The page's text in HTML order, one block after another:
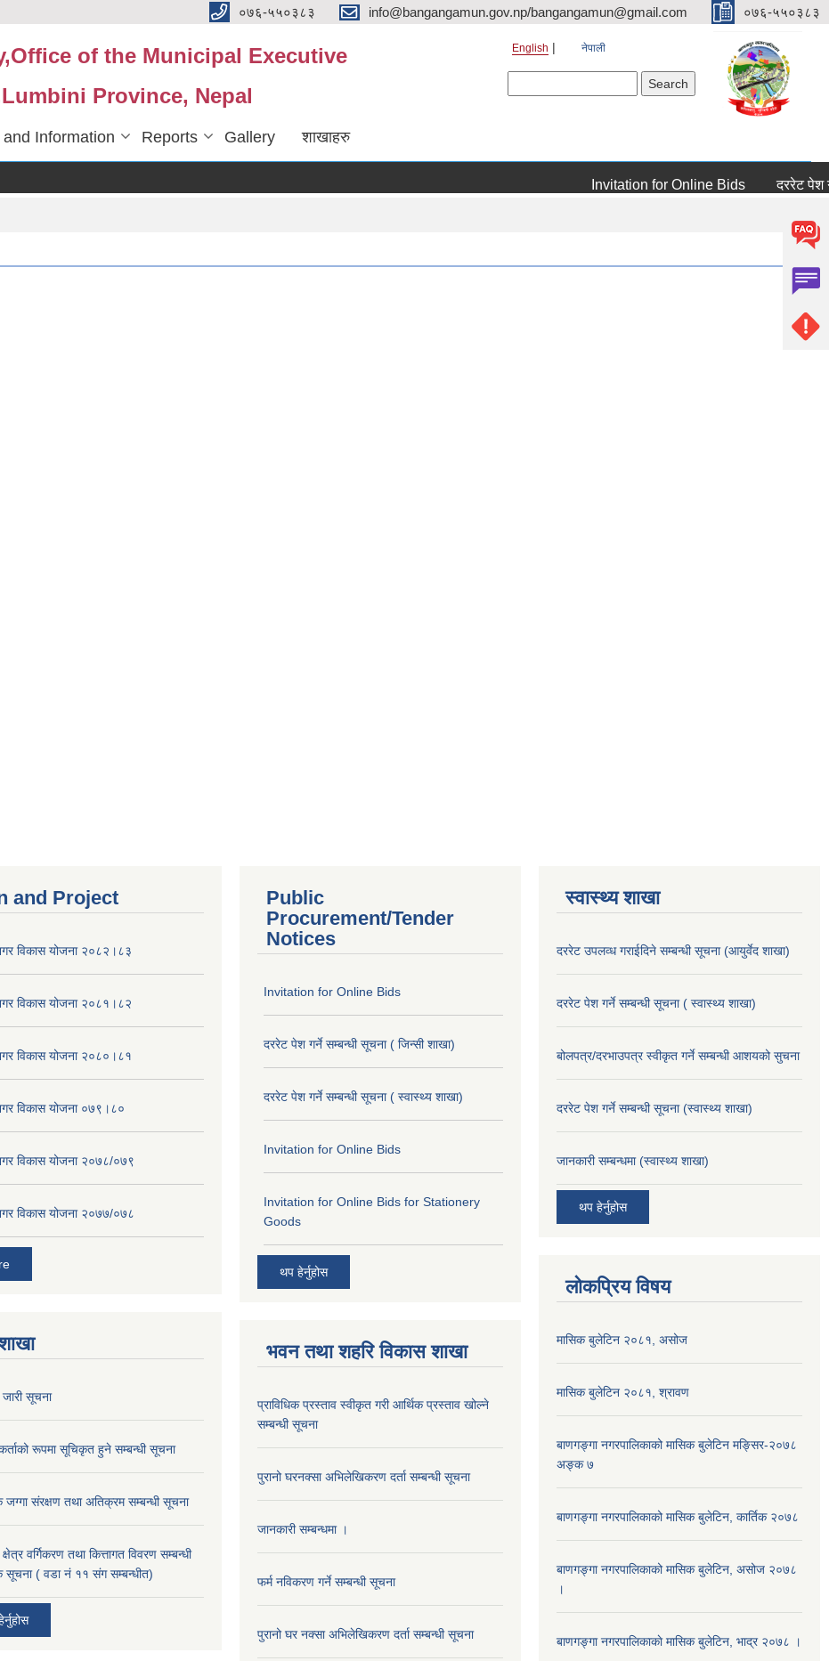
०७६-५५०३८३ info@bangangamun.gov.np/bangangamun@gmail.com ०७६-५५०३८३
of the Municipal Executive
Province, Nepal
English नेपाली
Information Reports Gallery शाखाहरु
Invitation for Online Bids दररेट पेश गर्ने
and Project
नगर विकास योजना २०८२।८३
नगर विकास योजना २०८१।८२
नगर विकास योजना २०८०।८१
विकास योजना ०७९।८०
नगर विकास योजना २०७८/०७९
नगर विकास योजना २०७७/०७८
सूचना
रूपमा सूचिकृत हुने सम्बन्धी सूचना
जग्गा संरक्षण तथा अतिक्रम सम्बन्धी सूचना
वर्गिकरण तथा कित्तागत विवरण सम्बन्धी
सूचना ( वडा नं ११ संग सम्बन्धीत)
Public
Procurement/Tender
Notices
Invitation for Online Bids
दररेट पेश गर्ने सम्बन्धी सूचना ( जिन्सी शाखा)
दररेट पेश गर्ने सम्बन्धी सूचना ( स्वास्थ्य शाखा)
Invitation for Online Bids
Invitation for Online Bids for Stationery
Goods
थप हेर्नुहोस
भवन तथा शहरि विकास शाखा
प्राविधिक प्रस्ताव स्वीकृत गरी आर्थिक प्रस्ताव खोल्ने
सम्बन्धी सूचना
पुरानो घरनक्सा अभिलेखिकरण दर्ता सम्बन्धी सूचना
जानकारी सम्बन्धमा ।
फर्म नविकरण गर्ने सम्बन्धी सूचना
पुरानो घर नक्सा अभिलेखिकरण दर्ता सम्बन्धी सूचना
स्वास्थ्य शाखा
दररेट उपलव्ध गराईदिने सम्बन्धी सूचना (आयुर्वेद शाखा)
दररेट पेश गर्ने सम्बन्धी सूचना ( स्वास्थ्य शाखा)
बोलपत्र/दरभाउपत्र स्वीकृत गर्ने सम्बन्धी आशयको सुचना
दररेट पेश गर्ने सम्बन्धी सूचना (स्वास्थ्य शाखा)
जानकारी सम्बन्धमा (स्वास्थ्य शाखा)
थप हेर्नुहोस
लोकप्रिय विषय
मासिक बुलेटिन २०८१, असोज
मासिक बुलेटिन २०८१, श्रावण
बाणगङ्गा नगरपालिकाको मासिक बुलेटिन मङ्सिर-२०७८
अङ्क ७
बाणगङ्गा नगरपालिकाको मासिक बुलेटिन, कार्तिक २०७८
बाणगङ्गा नगरपालिकाको मासिक बुलेटिन, असोज २०७८
।
बाणगङ्गा नगरपालिकाकाे मासिक बुलेटिन, भाद्र २०७८ ।